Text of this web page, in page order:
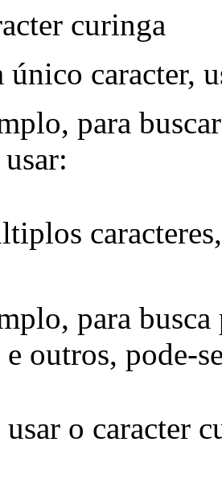
curinga
único caracter,
para
para
outros, pode-
usar o caracter